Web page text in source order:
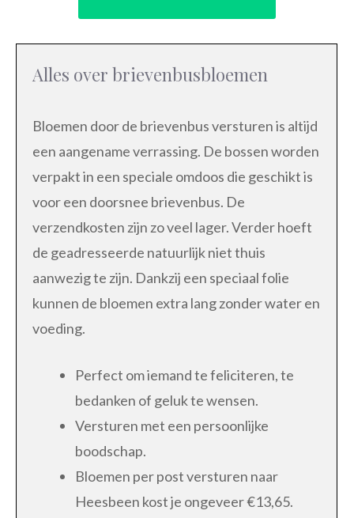
Alles over brievenbusbloemen
Bloemen door de brievenbus versturen is altijd
een aangename verrassing. De bossen worden
verpakt in een speciale omdoos die geschikt is
voor een doorsnee brievenbus. De
verzendkosten zijn zo veel lager. Verder hoeft
de geadresseerde natuurlijk niet thuis
aanwezig te zijn. Dankzij een speciaal folie
kunnen de bloemen extra lang zonder water en
voeding.
Perfect om iemand te feliciteren, te
bedanken of geluk te wensen.
Versturen met een persoonlijke
boodschap.
Bloemen per post versturen naar
Heesbeen kost je ongeveer €13,65.